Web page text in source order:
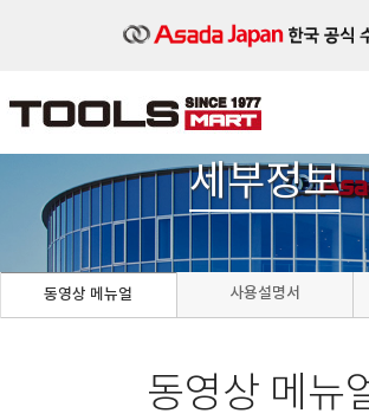
세부정보
동영상 메뉴얼 사용설명서
동영상 메뉴